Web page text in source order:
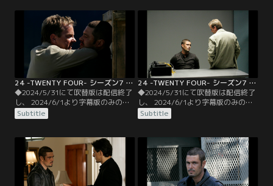
とつながる2時間のリアルタイム・
ストーリー！アフリカ、サンガラ、
15時。ジャックは孤児達のための学
校を運営しているベントンの元に身
を寄せていた。
誕生したばかりのワシントンD.C.
で、ジャックはCTU時代の行き過ぎ
た捜査について公聴会で厳しい追及
を受けていた。
24 -TWENTY FOUR- シーズン7 第02話／字幕
◆2024/5/31にて吹替版は配信終了
し、 2024/6/1より字幕版のみの配
信となります。予めご了承くださ
い。◆字幕／第02話 9：00
は管制センターを制御不能にし、管
制員を装いJFK空港着の民間機2機を
誘導。前例のない事態に対処法が見
つけられずにいるFBIに対しジャック
は…。
Subtitle
24 -TWENTY FOUR- シーズン7 第03話／字幕
◆2024/5/31にて吹替版は配信終了
し、 2024/6/1より字幕版のみの配
信となります。予めご了承くださ
い。◆字幕／第03話 10：00
持っていないことを側近に詰め寄る
大統領に、NSAのウッズは黒幕がジ
ュマ将軍である事を報告。
Subtitle